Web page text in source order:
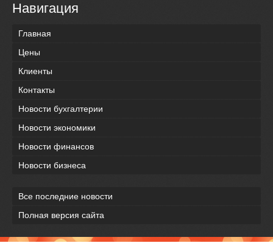
Навигация
Главная
Цены
Клиенты
Контакты
Новости бухгалтерии
Новости экономики
Новости финансов
Новости бизнеса
Все последние новости
Полная версия сайта